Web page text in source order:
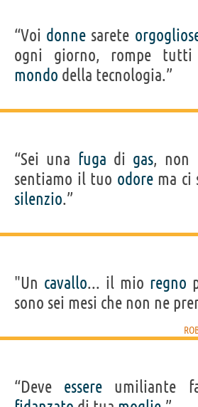
“Voi donne sarete
ogni giorno, rompe
mondo della tecnologia.”
“Sei una fuga di gas, non
sentiamo il tuo odorema ci
silenzio.”
"Un cavallo... il mio regno
sono sei mesi che non ne
“Deve essere umiliante